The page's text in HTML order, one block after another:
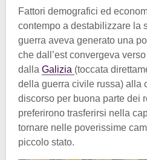
Fattori demografici ed
contempo a destabilizzare la
guerra aveva generato una
che dall’est convergeva
dalla Galizia (toccata
della guerra civile russa) alla
discorso per buona parte dei
preferirono trasferirsi nella
tornare nelle poverissime
piccolo stato.